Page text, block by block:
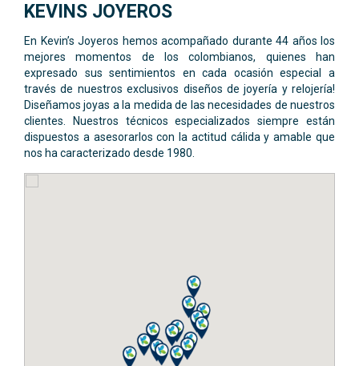
KEVINS JOYEROS
En Kevin’s Joyeros hemos acompañado durante 44 años los
mejores momentos de los colombianos, quienes han
expresado sus sentimientos en cada ocasión especial a
través de nuestros exclusivos diseños de joyería y relojería!
Diseñamos joyas a la medida de las necesidades de nuestros
clientes. Nuestros técnicos especializados siempre están
dispuestos a asesorarlos con la actitud cálida y amable que
nos ha caracterizado desde 1980.